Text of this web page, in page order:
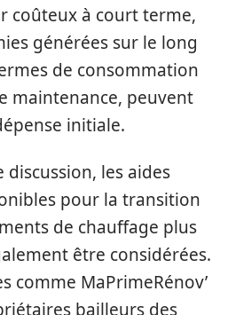
coûteux à court terme,
générées sur le long
de consommation
maintenance, peuvent
initiale.
discussion, les aides
pour la transition
de chauffage plus
être considérées.
comme MaPrimeRénov’
bailleurs des